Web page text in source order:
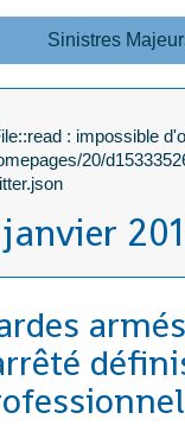
Sinistres
: impossible
20/